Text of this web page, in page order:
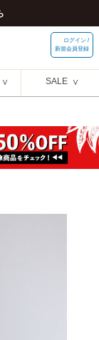
ログイン /
新規会員登録
SALE